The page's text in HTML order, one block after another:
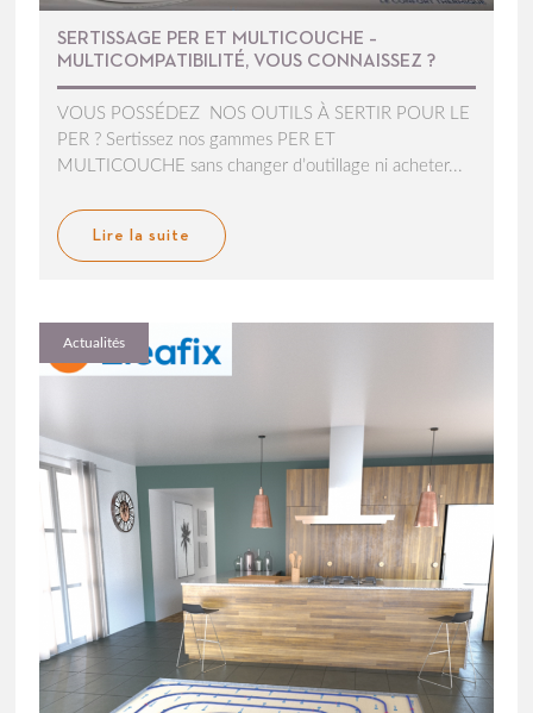
SERTISSAGE PER ET MULTICOUCHE –
MULTICOMPATIBILITÉ, VOUS CONNAISSEZ ?
VOUS POSSÉDEZ NOS OUTILS À SERTIR POUR LE
PER ? Sertissez nos gammes PER ET
MULTICOUCHE sans changer d’outillage ni acheter...
Lire la suite
Actualités